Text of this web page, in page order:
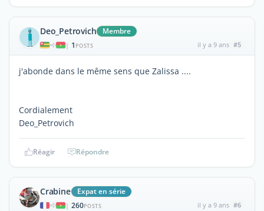
Deo_Petrovich Membre
| 1 POSTS il y a 9 ans #5
j'abonde dans le même sens que Zalissa ....
Cordialement
Deo_Petrovich
Réagir Répondre
Crabine Expat en série
| 260POSTS il y a 9 ans #6